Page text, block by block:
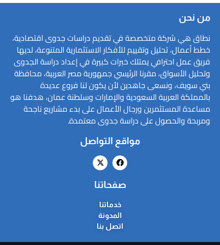
من نحن
نطاق هي شركة متخصصة في تقديم دراسات جدوى اقتصادية،
خطط أعمال، تحليل وتقييم للأفكار الاستثمارية المتنوعة، لديها
فريق عمل احترافي يمتلك خبرات كبيرة في إعداد دراسة الجدوى
وتحليل الأسواق، مقرنا الرئيسي جمهورية مصر العربية، محافظة
بني سويف، ونسعى جاهدين لأن يكون لنا فروع عديدة
بالمملكة العربية السعودية والإمارات وسلطنة عمان، هدفنا هو
مساعدة المستثمرين ورجال الأعمال على بدء مشاريع ناجحة
ومربحة والحصول على دراسة جدوى معتمدة.
مواقع التواصل
صفحاتنا
خدماتنا
المدونة
اتصل بنا